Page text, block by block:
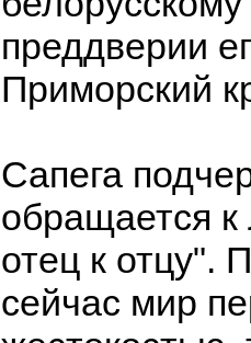
преддверии
Приморский
Сапега
обращается к
отец к отцу".
сейчас мир